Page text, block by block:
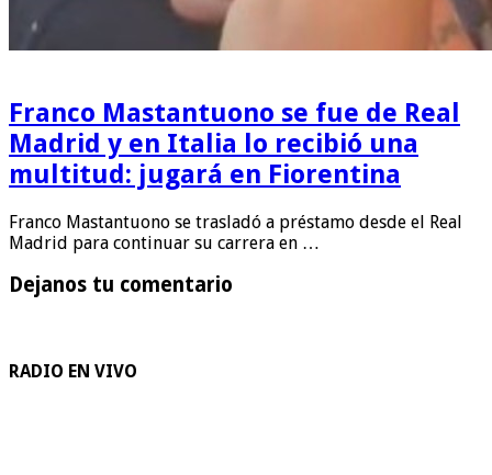
Franco Mastantuono se fue de Real
Madrid y en Italia lo recibió una
multitud: jugará en Fiorentina
Franco Mastantuono se trasladó a préstamo desde el Real
Madrid para continuar su carrera en …
Dejanos tu comentario
RADIO EN VIVO